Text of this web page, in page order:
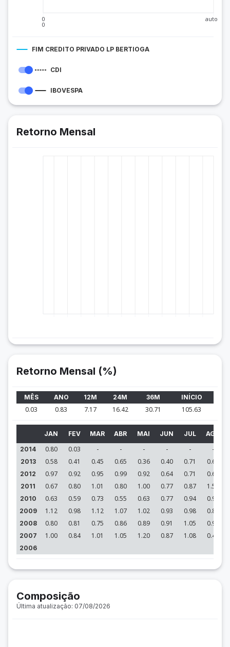
0
0
auto
FIM CREDITO PRIVADO LP BERTIOGA
CDI
IBOVESPA
Retorno Mensal
Retorno Mensal (%)
MÊS ANO 12M 24M 36M INÍCIO
0.03 0.83 7.17 16.42 30.71 105.63
JAN FEV MAR ABR MAI JUN JUL AGO
2014
0.80 0.03 - - - - - -
2013 0.58 0.41 0.45 0.65 0.36 0.40 0.71 0.61
2012 0.97 0.92 0.95 0.99 0.92 0.64 0.71 0.66
2011 0.67 0.80 1.01 0.80 1.00 0.77 0.87 1.56
2010 0.63 0.59 0.73 0.55 0.63 0.77 0.94 0.93
2009 1.12 0.98 1.12 1.07 1.02 0.93 0.98 0.81
2008 0.80 0.81 0.75 0.86 0.89 0.91 1.05 0.94
2007 1.00 0.84 1.01 1.05 1.20 0.87 1.08 0.49
2006
Composição
Última atualização: 07/08/2026